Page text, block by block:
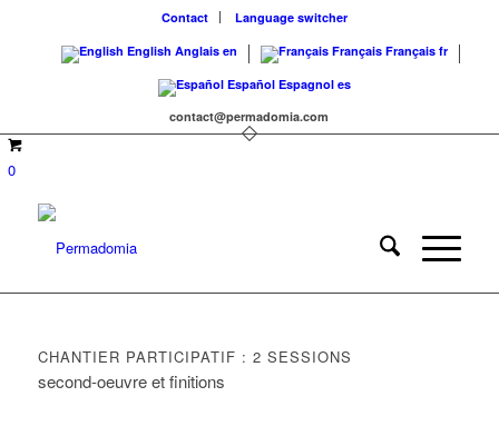
Contact
Language switcher
English Anglais en Français Français fr
Español Espagnol es
contact@permadomia.com
0
CHANTIER PARTICIPATIF : 2 SESSIONS
second-oeuvre et finitions